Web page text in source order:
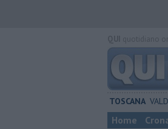
TOSCANA
Home